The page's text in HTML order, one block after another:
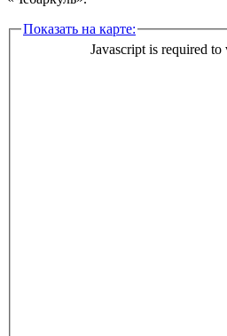
Показать на карте:
Javascript is required